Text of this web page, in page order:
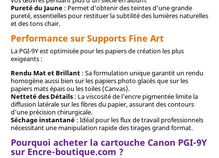
Pureté du Jaune: Permet d'obtenir des teintes d'une grande
pureté, essentielles pour restituer la subtilité des lumières naturelles
et des tons chair.
Performance sur Supports Fine Art
La PGI-9Y est optimisée pour les papiers de création les plus
exigeants :
Rendu Mat et Brillant: Sa formulation unique garantit un rendu
homogène aussi bien sur les papiers photo glacés que sur les
papiers mats épais ou les toiles (Canvas).
Netteté des Détails: La viscosité de l'encre pigmentée limite la
diffusion latérale sur les fibres du papier, assurant des contours
d'une précision chirurgicale.
Séchage instantané: Idéal pour les flux de travail professionnels
nécessitant une manipulation rapide des tirages grand format.
Pourquoi acheter la cartouche Canon PGI-9Y
sur Encre-boutique.com ?